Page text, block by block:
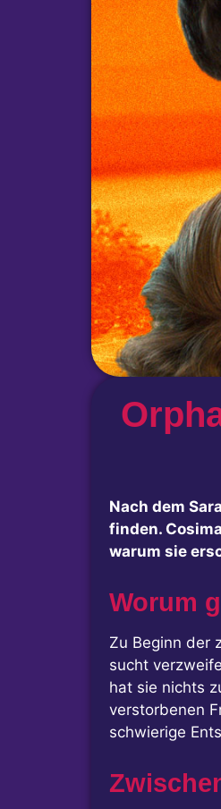
Nach dem
finden.
warum sie
Worum
Zu Beginn der
sucht
hat sie nichts
verstorbenen
schwierige